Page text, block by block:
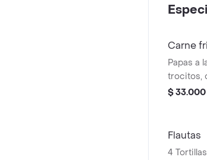
Carne
Papas a
trocitos,
$ 33.000
Flautas
4